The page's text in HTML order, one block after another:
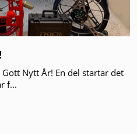
Nytt År! En del startar det
f...